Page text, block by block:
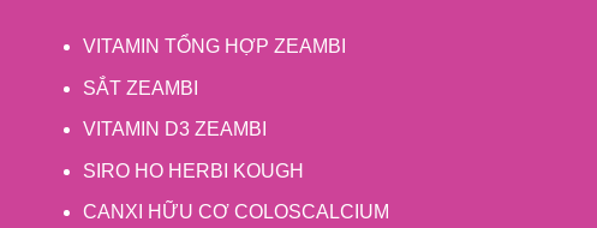
VITAMIN TỔNG HỢP ZEAMBI
SẮT ZEAMBI
VITAMIN D3 ZEAMBI
SIRO HO HERBI KOUGH
CANXI HỮU CƠ COLOSCALCIUM